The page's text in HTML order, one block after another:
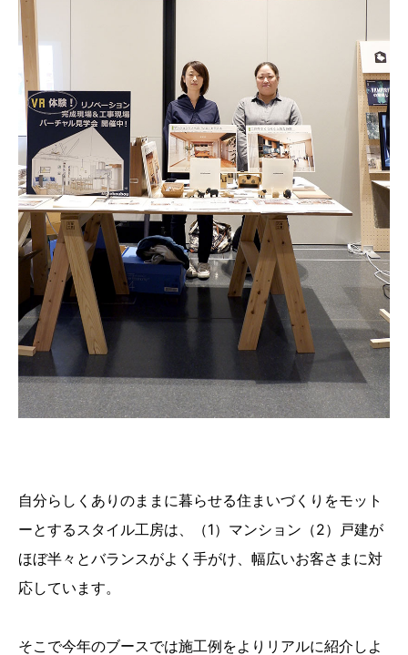
自分らしくありのままに暮らせる住まいづくりをモット
ーとするスタイル工房は、（1）マンション（2）戸建が
ほぼ半々とバランスがよく手がけ、幅広いお客さまに対
応しています。
そこで今年のブースでは施工例をよりリアルに紹介しよ